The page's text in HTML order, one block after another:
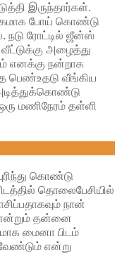
இருந்தார்கள்.
போய் கொண்டு
நடு ரோட்டில் ஜீன்ஸ்
அழைத்து
எனக்கு நன்றாக
பெண்உதடு வீங்கிய
மணிநேரம் தள்ளி
கொண்டு
தொலைபேசியில்
நான்
என்றும் தன்னை
மைனா பிடம்
என்று